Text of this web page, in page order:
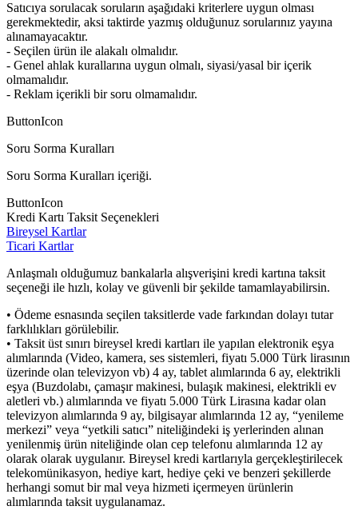
Satıcıya sorulacak soruların aşağıdaki kriterlere uygun olması
gerekmektedir, aksi taktirde yazmış olduğunuz sorularınız yayına
alınamayacaktır.
- Seçilen ürün ile alakalı olmalıdır.
- Genel ahlak kurallarına uygun olmalı, siyasi/yasal bir içerik
olmamalıdır.
- Reklam içerikli bir soru olmamalıdır.
ButtonIcon
Soru Sorma Kuralları
Soru Sorma Kuralları içeriği.
ButtonIcon
Kredi Kartı Taksit Seçenekleri
Bireysel Kartlar
Ticari Kartlar
Anlaşmalı olduğumuz bankalarla alışverişini kredi kartına taksit
seçeneği ile hızlı, kolay ve güvenli bir şekilde tamamlayabilirsin.
• Ödeme esnasında seçilen taksitlerde vade farkından dolayı tutar
farklılıkları görülebilir.
• Taksit üst sınırı bireysel kredi kartları ile yapılan elektronik eşya
alımlarında (Video, kamera, ses sistemleri, fiyatı 5.000 Türk lirasının
üzerinde olan televizyon vb) 4 ay, tablet alımlarında 6 ay, elektrikli
eşya (Buzdolabı, çamaşır makinesi, bulaşık makinesi, elektrikli ev
aletleri vb.) alımlarında ve fiyatı 5.000 Türk Lirasına kadar olan
televizyon alımlarında 9 ay, bilgisayar alımlarında 12 ay, “yenileme
merkezi” veya “yetkili satıcı” niteliğindeki iş yerlerinden alınan
yenilenmiş ürün niteliğinde olan cep telefonu alımlarında 12 ay
olarak olarak uygulanır. Bireysel kredi kartlarıyla gerçekleştirilecek
telekomünikasyon, hediye kart, hediye çeki ve benzeri şekillerde
herhangi somut bir mal veya hizmeti içermeyen ürünlerin
alımlarında taksit uygulanamaz.